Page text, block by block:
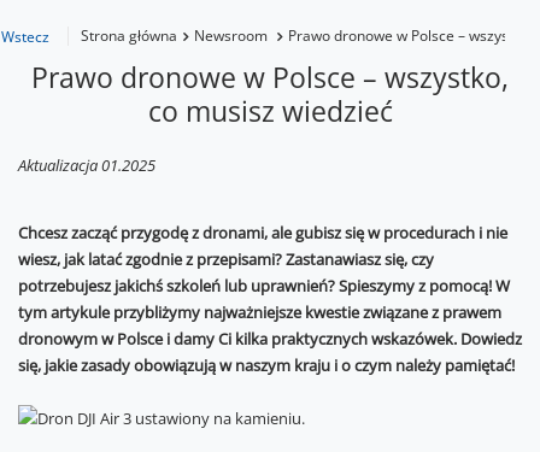
Wstecz Strona główna Newsroom Prawo dronowe w Polsce –
Prawo dronowe w Polsce – wszystko,
co musisz wiedzieć
Aktualizacja 01.2025
Chcesz zacząć przygodę z dronami, ale gubisz się w procedurach i nie
wiesz, jak latać zgodnie z przepisami? Zastanawiasz się, czy
potrzebujesz jakichś szkoleń lub uprawnień? Spieszymy z pomocą! W
tym artykule przybliżymy najważniejsze kwestie związane z prawem
dronowym w Polsce i damy Ci kilka praktycznych wskazówek. Dowiedz
się, jakie zasady obowiązują w naszym kraju i o czym należy pamiętać!